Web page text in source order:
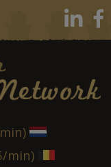
min)